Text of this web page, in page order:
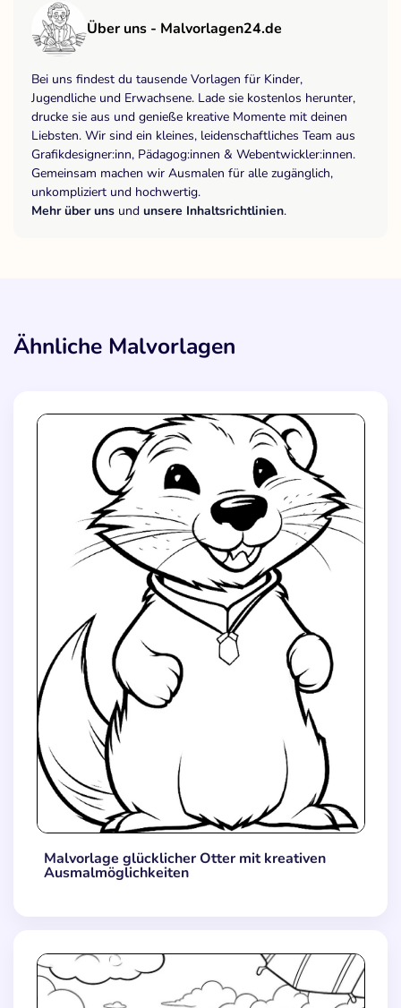
Über uns - Malvorlagen24.de
Bei uns findest du tausende Vorlagen für Kinder,
Jugendliche und Erwachsene. Lade sie kostenlos herunter,
drucke sie aus und genieße kreative Momente mit deinen
Liebsten. Wir sind ein kleines, leidenschaftliches Team aus
Grafikdesigner:inn, Pädagog:innen & Webentwickler:innen.
Gemeinsam machen wir Ausmalen für alle zugänglich,
unkompliziert und hochwertig.
Mehr über uns und unsere Inhaltsrichtlinien.
Ähnliche Malvorlagen
Malvorlage glücklicher Otter mit kreativen
Ausmalmöglichkeiten